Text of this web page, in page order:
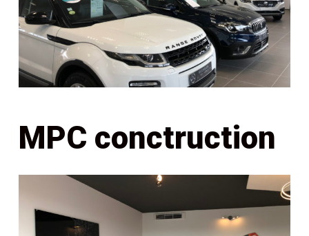
MPC conctruction